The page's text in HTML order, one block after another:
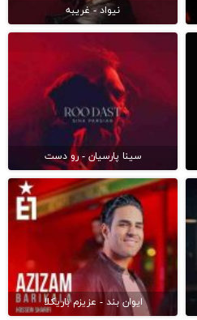
نیواد - غریبه
سینا پارسیان - رو دست
ایوان بند - عزیزم باریکلا